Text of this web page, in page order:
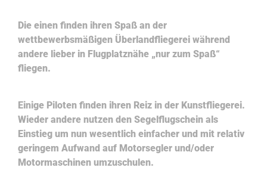
Die einen finden ihren Spaß an der
wettbewerbsmäßigen Überlandfliegerei während
andere lieber in Flugplatznähe „nur zum Spaß“
fliegen.
Einige Piloten finden ihren Reiz in der Kunstfliegerei.
Wieder andere nutzen den Segelflugschein als
Einstieg um nun wesentlich einfacher und mit relativ
geringem Aufwand auf Motorsegler und/oder
Motormaschinen umzuschulen.